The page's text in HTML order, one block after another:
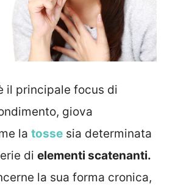
il principale focus di
giova
la tosse sia determinata
di elementi scatenanti.
la sua forma cronica,